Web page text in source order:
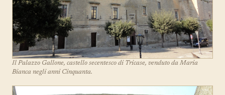
Il Palazzo Gallone, castello secentesco di Tricase, venduto da Maria
Bianca negli anni Cinquanta.